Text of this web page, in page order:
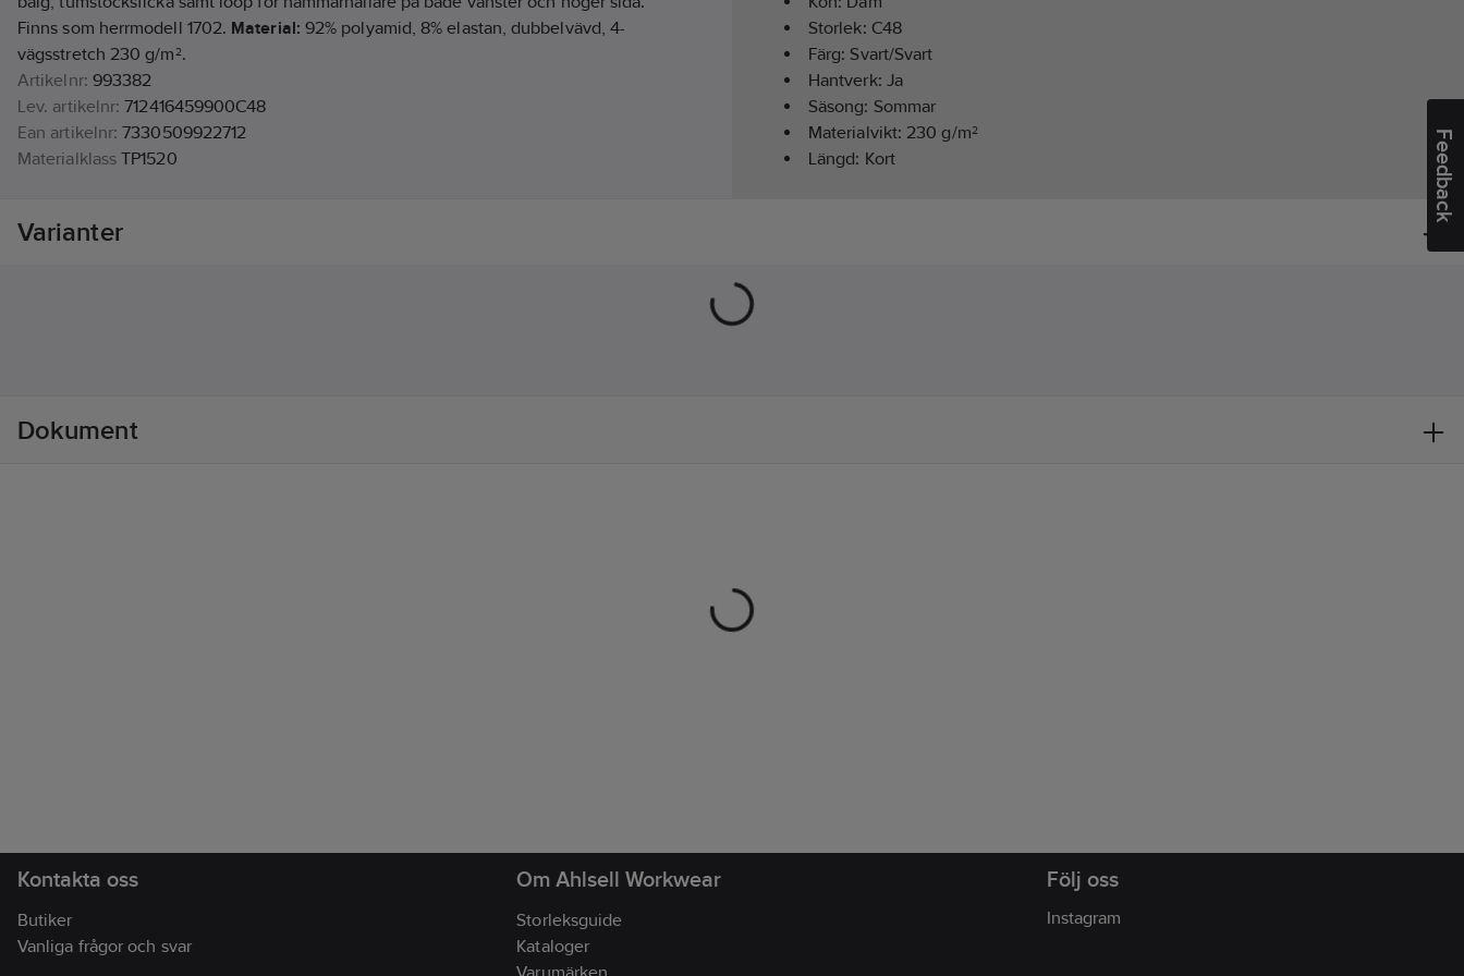
Feedback
Finns som herrmodell 1702. Material: 92% polyamid, 8% elastan, dubbelvävd, 4-
vägsstretch 230 g/m².
Artikelnr: 993382
Lev. artikelnr: 712416459900C48
Ean artikelnr: 7330509922712
Materialklass TP1520
Storlek: C48
Färg:Svart/Svart
Hantverk: Ja
Säsong: Sommar
Materialvikt:230 g/m²
Längd: Kort
Varianter
Dokument
Kontakta oss
Butiker
Vanliga frågor och svar
Om Ahlsell Workwear
Storleksguide
Kataloger
Följ oss
Instagram